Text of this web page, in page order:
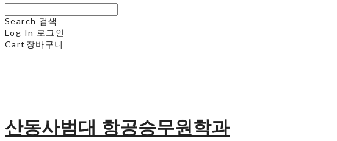
Search 검색
Log In 로그인
Cart 장바구니
산동사범대 항공승무원학과